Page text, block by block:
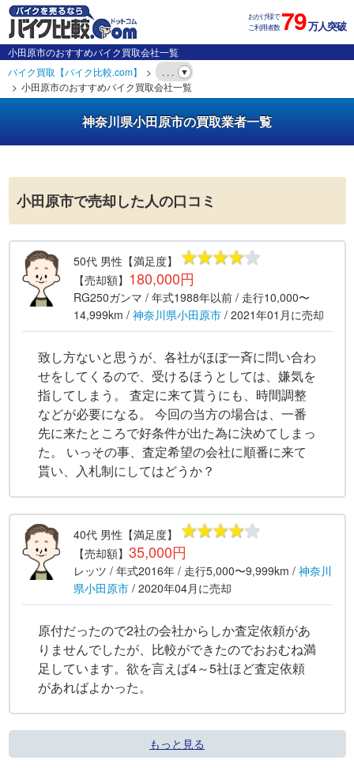
おかげ様で
ご利用者数79万人突破
小田原市のおすすめバイク買取会社一覧
バイク買取【バイク比較.com】
. . .
小田原市のおすすめバイク買取会社一覧
神奈川県小田原市の買取業者一覧
小田原市で売却した人の口コミ
50代 男性 【満足度】
【売却額】 180,000円
RG250ガンマ / 年式1988年以前/ 走行10,000〜
14,999km / 神奈川県小田原市/ 2021年01月 に売却
致し方ないと思うが、各社がほぼ一斉に問い合わ
せをしてくるので、受けるほうとしては、嫌気を
指してしまう。 査定に来て貰うにも、時間調整
などが必要になる。 今回の当方の場合は、一番
先に来たところで好条件が出た為に決めてしまっ
た。 いっその事、査定希望の会社に順番に来て
貰い、入札制にしてはどうか？
40代 男性 【満足度】
【売却額】 35,000円
レッツ / 年式2016年/ 走行5,000〜9,999km / 神奈川
県小田原市/ 2020年04月 に売却
原付だったので2社の会社からしか査定依頼があ
りませんでしたが、比較ができたのでおおむね満
足しています。欲を言えば4～5社ほど査定依頼
があればよかった。
もっと見る